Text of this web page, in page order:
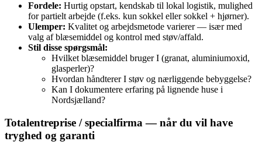
Fordele: Hurtig opstart, kendskab til lokal logistik, mulighed
for partielt arbejde (f.eks. kun sokkel eller sokkel + hjørner).
Ulemper: Kvalitet og arbejdsmetode varierer — især med
valg af blæsemiddel og kontrol med støv/affald.
Stil disse spørgsmål:
Hvilket blæsemiddel bruger I (granat, aluminiumoxid,
glasperler)?
Hvordan håndterer I støv og nærliggende bebyggelse?
Kan I dokumentere erfaring på lignende huse i
Nordsjælland?
Totalentreprise / specialfirma — når du vil have
tryghed og garanti